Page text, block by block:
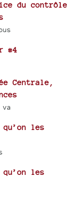
du contrôle
#4
Centrale,
qu’on les
qu’on les